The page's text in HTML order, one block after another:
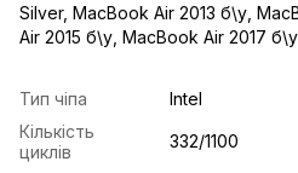
Silver, MacBook Air 2013 б\у
Air 2015 б\у MacBook Air 2017 б\у
Тип чіпа
Intel
Кількість
циклів
332/1100